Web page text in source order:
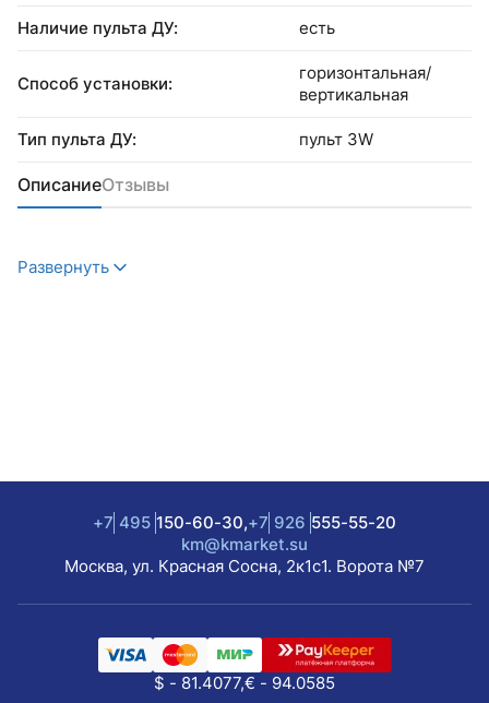
Наличие пульта ДУ: есть
Способ установки:
горизонтальная/
вертикальная
Тип пульта ДУ: пульт 3W
ОписаниеОтзывы
Развернуть
+7 495 150-60-30,+7 926 555-55-20
km@kmarket.su
Москва, ул. Красная Сосна, 2к1с1. Ворота №7
$ - 81.4077,€ - 94.0585